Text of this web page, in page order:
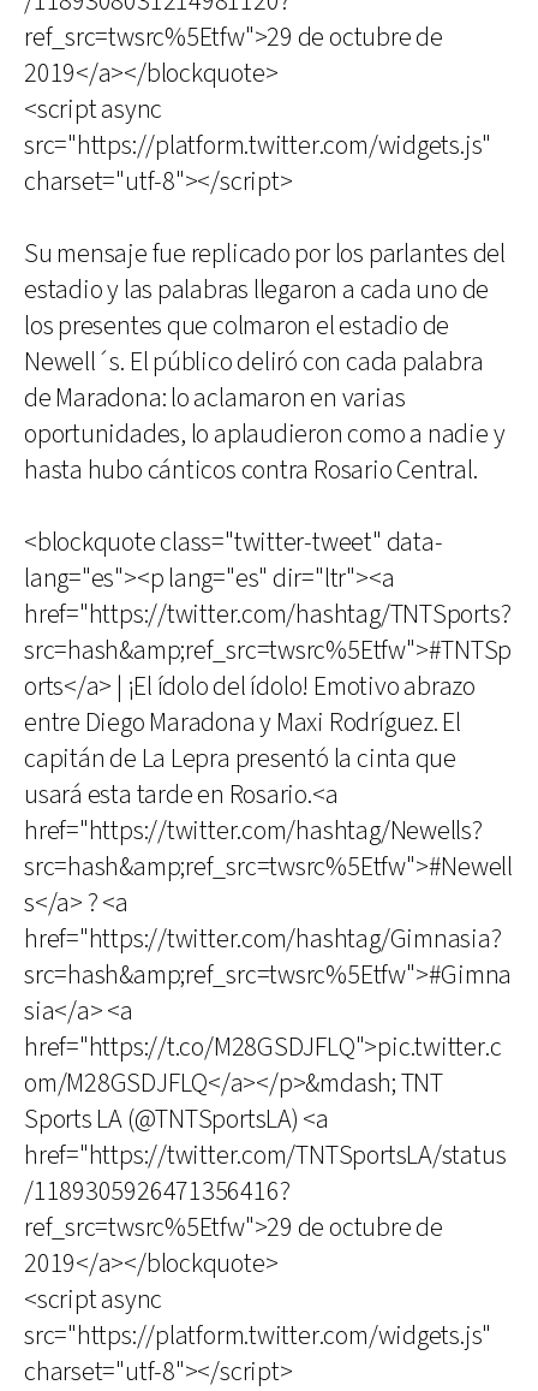
ref_src=twsrc%5Etfw">29 de octubre de
2019</a></blockquote>
<script async
src="https://platform.twitter.com/widgets.js"
charset="utf-8"></script>
Su mensaje fue replicado por los parlantes del
estadio y las palabras llegaron a cada uno de
los presentes que colmaron el estadio de
Newell´s. El público deliró con cada palabra
de Maradona: lo aclamaron en varias
oportunidades, lo aplaudieron como a nadie y
hasta hubo cánticos contra Rosario Central.
<blockquote class="twitter-tweet" data-
lang="es"><p lang="es" dir="ltr"><a
href="https://twitter.com/hashtag/TNTSports?
src=hash&amp;ref_src=twsrc%5Etfw">#TNTSp
orts</a> | ¡El ídolo del ídolo! Emotivo abrazo
entre Diego Maradona y Maxi Rodríguez. El
capitán de La Lepra presentó la cinta que
usará esta tarde en Rosario.<a
href="https://twitter.com/hashtag/Newells?
src=hash&amp;ref_src=twsrc%5Etfw">#Newell
s</a> ? <a
href="https://twitter.com/hashtag/Gimnasia?
src=hash&amp;ref_src=twsrc%5Etfw">#Gimna
sia</a> <a
href="https://t.co/M28GSDJFLQ">pic.twitter.c
om/M28GSDJFLQ</a></p>&mdash; TNT
Sports LA (@TNTSportsLA) <a
href="https://twitter.com/TNTSportsLA/status
/1189305926471356416?
ref_src=twsrc%5Etfw">29 de octubre de
2019</a></blockquote>
<script async
src="https://platform.twitter.com/widgets.js"
charset="utf-8"></script>